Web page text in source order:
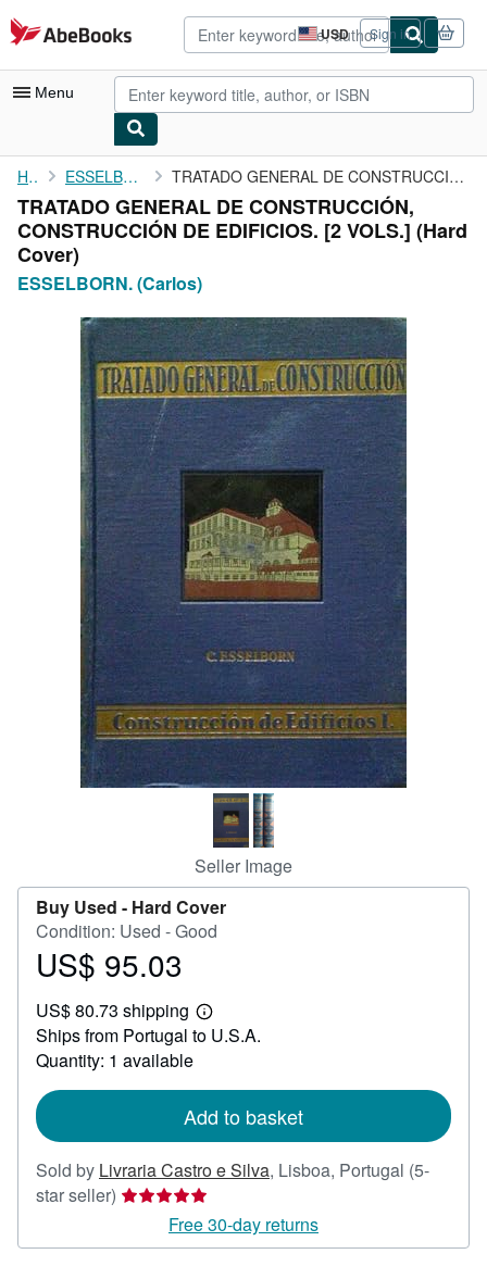
Skip to main content
AbeBooks.com USD
Site
shopping
preferences
Sign in
Menu
My Account
My Purchases
Advanced Search
Browse Collections
Rare Books
Art & Collectibles
Textbooks
Start Selling
CLOSE
Home ESSELBORN. (Carlos) TRATADO GENERAL DE CONSTRUCCIÓN, CONSTRUCCIÓN DE EDIFICIOS. [2 ...
TRATADO GENERAL DE CONSTRUCCIÓN,
CONSTRUCCIÓN DE EDIFICIOS. [2 VOLS.] (Hard
Cover)
ESSELBORN. (Carlos)
Seller Image
Buy Used - Hard Cover
Condition: Used - Good
Price
95.03
US$ 95.03
US$ 80.73 shipping
Learn
more
Ships from Portugal to U.S.A.
Quantity: 1 available
Add to basket
Sold by Livraria Castro e Silva, Lisboa, Portugal (5-
star seller) Seller
5
Free 30-day returns